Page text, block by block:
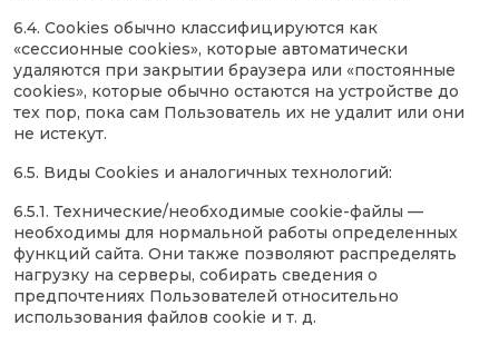
6.4. Cookies обычно классифицируются как
«сессионные cookies», которые автоматически
удаляются при закрытии браузера или «постоянные
cookies», которые обычно остаются на устройстве до
тех пор, пока сам Пользователь их не удалит или они
не истекут.
6.5. Виды Cookies и аналогичных технологий:
6.5.1. Технические/необходимые cookie-файлы —
необходимы для нормальной работы определенных
функций сайта. Они также позволяют распределять
нагрузку на серверы, собирать сведения о
предпочтениях Пользователей относительно
использования файлов cookie и т. д.